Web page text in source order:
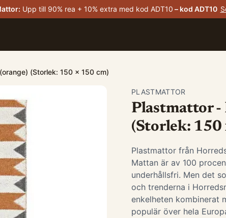
: Upp till 90% rea + 10% extra med kod ADT10 – kod ADT10
(Storlek: 150 x 150 cm)
PLASTMATTOR
Plastmattor -
(Storlek: 150
Plastmattor från
Mattan är av 100
underhållsfri. Men det
och trenderna i
enkelheten kombinerat
populär över hela